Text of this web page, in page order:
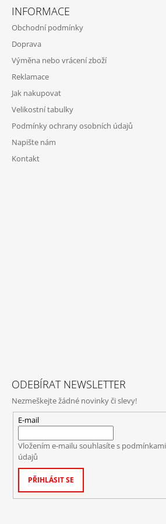
INFORMACE
Obchodní podmínky
Doprava
Výměna nebo vrácení zboží
Reklamace
Jak nakupovat
Velikostní tabulky
Podmínky ochrany osobních údajů
Napište nám
Kontakt
ODEBÍRAT NEWSLETTER
Nezmeškejte žádné novinky či slevy!
E-mail
Vložením e-mailu souhlasíte s
údajů
PŘIHLÁSIT SE